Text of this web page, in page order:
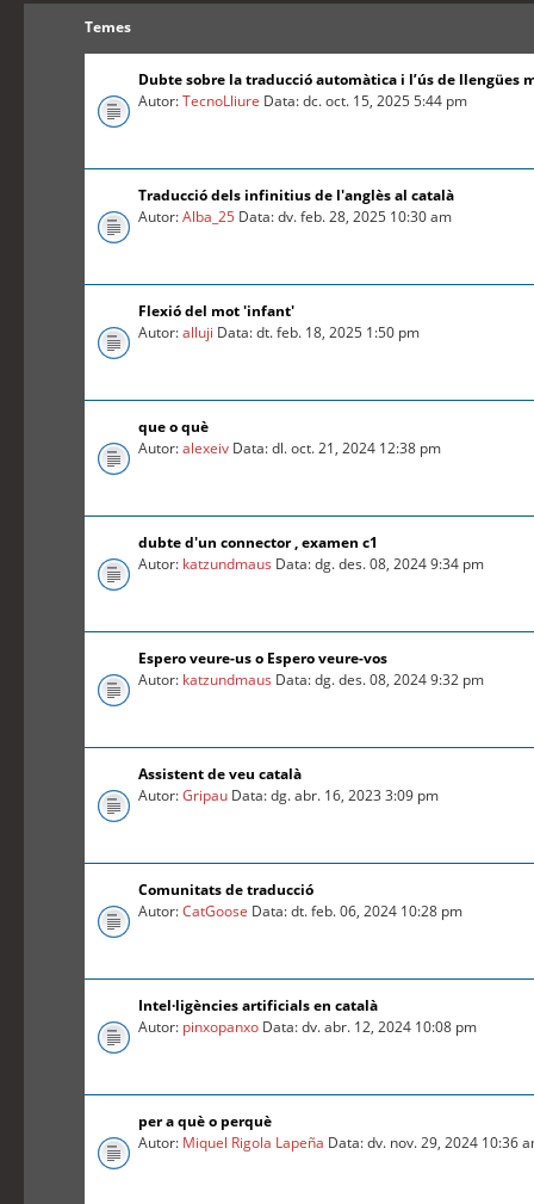
Temes
Dubte sobre la traducció automàtica i l’ús de llengües
Autor:TecnoLliure Data: dc. oct. 15, 2025 5:44 pm
Traducció dels infinitius de l'anglès al català
Autor:Alba_25 Data: dv. feb. 28, 2025 10:30 am
Flexió del mot 'infant'
Autor:alluji Data: dt. feb. 18, 2025 1:50 pm
que o què
Autor:alexeiv Data: dl. oct. 21, 2024 12:38 pm
dubte d'un connector , examen c1
Autor: katzundmaus Data: dg. des. 08, 2024 9:34 pm
Espero veure-us o Espero veure-vos
Autor: katzundmaus Data: dg. des. 08, 2024 9:32 pm
Assistent de veu català
Autor:Gripau Data: dg. abr. 16, 2023 3:09 pm
Comunitats de traducció
Autor:CatGoose Data: dt. feb. 06, 2024 10:28 pm
Intel·ligències artificials en català
Autor: pinxopanxo Data: dv. abr. 12, 2024 10:08 pm
per a què o perquè
Autor: Miquel Rigola Lapeña Data: dv. nov. 29, 2024 10:36